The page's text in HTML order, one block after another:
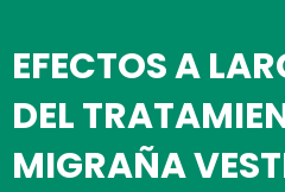
EFECTOS A
DEL
MIGRAÑA